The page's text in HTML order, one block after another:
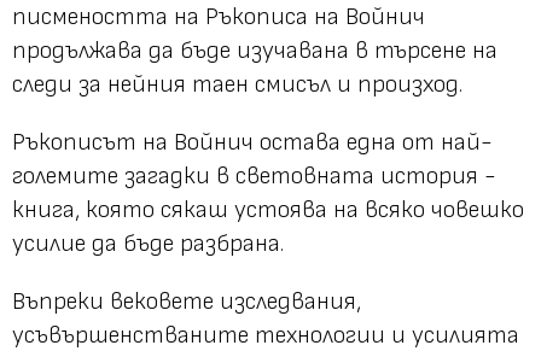
писмеността на Ръкописа на Войнич
продължава да бъде изучавана в търсене на
следи за нейния таен смисъл и произход.
Ръкописът на Войнич остава една от най-
големите загадки в световната история -
книга, която сякаш устоява на всяко човешко
усилие да бъде разбрана.
Въпреки вековете изследвания,
усъвършенстваните технологии и усилията